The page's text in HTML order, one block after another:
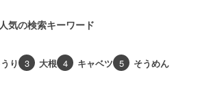
人気の検索キーワード
り 3 大根 4 キャベツ 5 そうめん